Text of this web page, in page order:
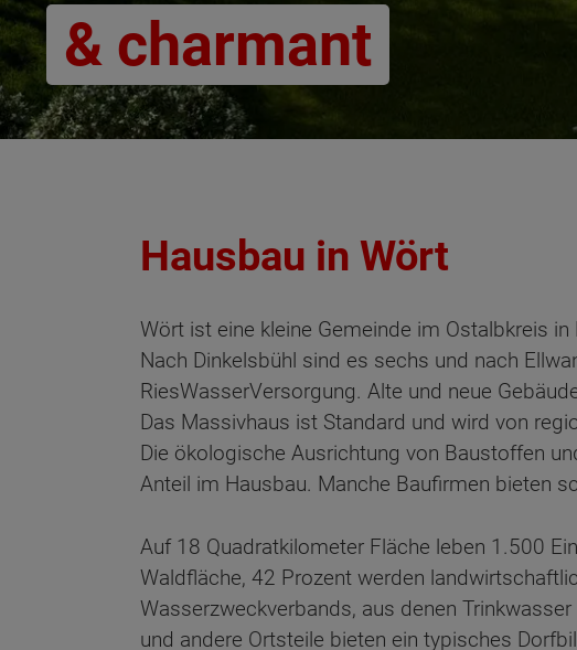
& charmant
Hausbau in Wört
Wört ist eine kleine Gemeinde im Ostalbkreis
Nach Dinkelsbühl sind es sechs und nach
RiesWasserVersorgung. Alte und neue
Das Massivhaus ist Standard und wird von
Die ökologische Ausrichtung von Baustoffen
Anteil im Hausbau. Manche Baufirmen bieten
Auf 18 Quadratkilometer Fläche leben 1.500
Waldfläche, 42 Prozent werden
Wasserzweckverbands, aus denen
und andere Ortsteile bieten ein typisches